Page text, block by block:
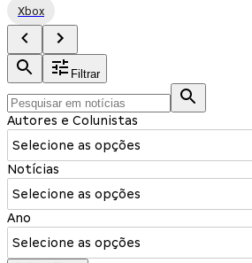
Xbox
Filtrar
Autores e Colunistas
Selecione as opções
Notícias
Selecione as opções
Ano
Selecione as opções